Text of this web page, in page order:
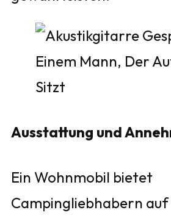
Ausstattung und
Ein Wohnmobil bietet
Campingliebhabern auf